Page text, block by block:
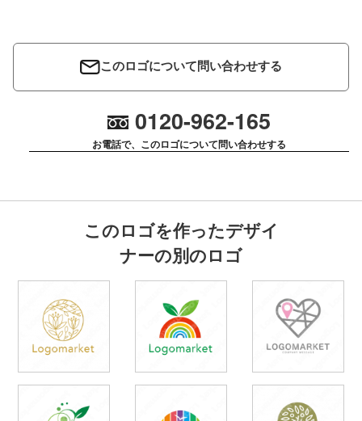
このロゴについて問い合わせする
0120-962-165
お電話で、このロゴについて問い合わせする
このロゴを作ったデザイ
ナーの別のロゴ